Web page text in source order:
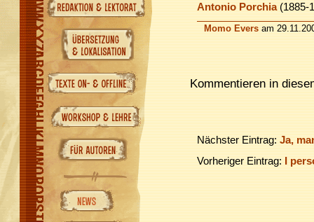
Antonio Porchia(1885-
Momo Evers am
Kommentieren in
Nächster Eintrag: Ja,
Vorheriger Eintrag: I